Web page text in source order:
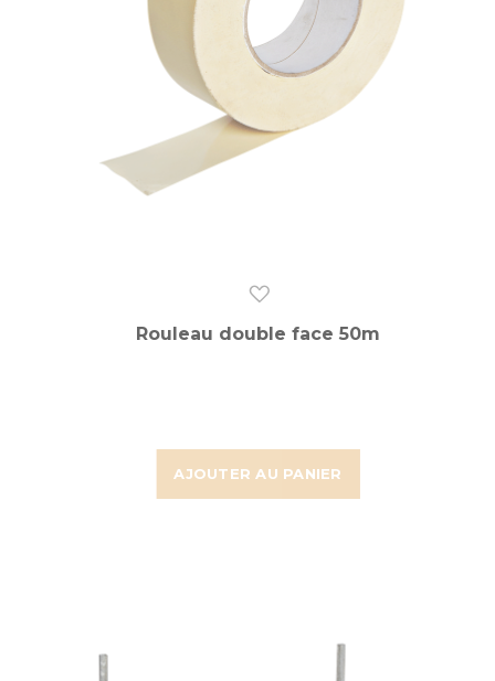
AJOUTER AU PANIER
Rouleau double face 50m